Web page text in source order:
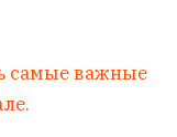
самые важные